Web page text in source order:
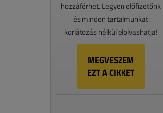
hozzáférhet. Legyen előfizetőnk
és minden tartalmunkat
korlátozás nélkül elolvashatja!
MEGVESZEM
EZT A CIKKET